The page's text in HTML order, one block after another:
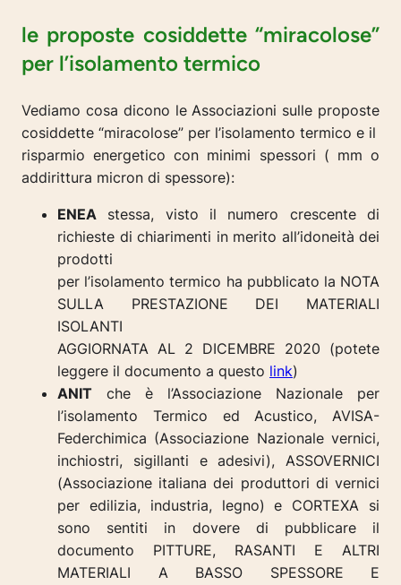
le proposte cosiddette “miracolose”
per l’isolamento termico
Vediamo cosa dicono le Associazioni sulle proposte
cosiddette “miracolose” per l’isolamento termico e il
risparmio energetico con minimi spessori ( mm o
addirittura micron di spessore):
ENEA stessa, visto il numero crescente di
richieste di chiarimenti in merito all’idoneità dei
prodotti
per l’isolamento termico ha pubblicato la NOTA
SULLA PRESTAZIONE DEI MATERIALI
ISOLANTI
AGGIORNATA AL 2 DICEMBRE 2020 (potete
leggere il documento a questo link)
ANIT che è l’Associazione Nazionale per
l’isolamento Termico ed Acustico, AVISA-
Federchimica (Associazione Nazionale vernici,
inchiostri, sigillanti e adesivi), ASSOVERNICI
(Associazione italiana dei produttori di vernici
per edilizia, industria, legno) e CORTEXA si
sono sentiti in dovere di pubblicare il
documento PITTURE, RASANTI E ALTRI
MATERIALI A BASSO SPESSORE E